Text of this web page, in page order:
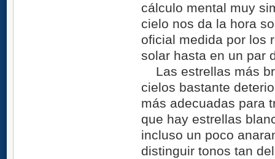
cálculo mental muy
cielo nos da la hora
oficial medida por los
solar hasta en un par
Las estrellas más
cielos bastante
más adecuadas para
que hay estrellas
incluso un poco
distinguir tonos tan